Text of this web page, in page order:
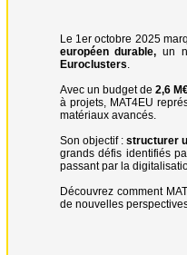
Le 1er octobre 2025
européen durable, un
Euroclusters.
Avec un budget de 2,6
à projets, MAT4EU
matériaux avancés.
Son objectif : structurer
grands défis identifiés
passant par la
Découvrez comment
de nouvelles